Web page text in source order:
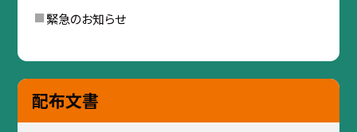
緊急のお知らせ
配布文書